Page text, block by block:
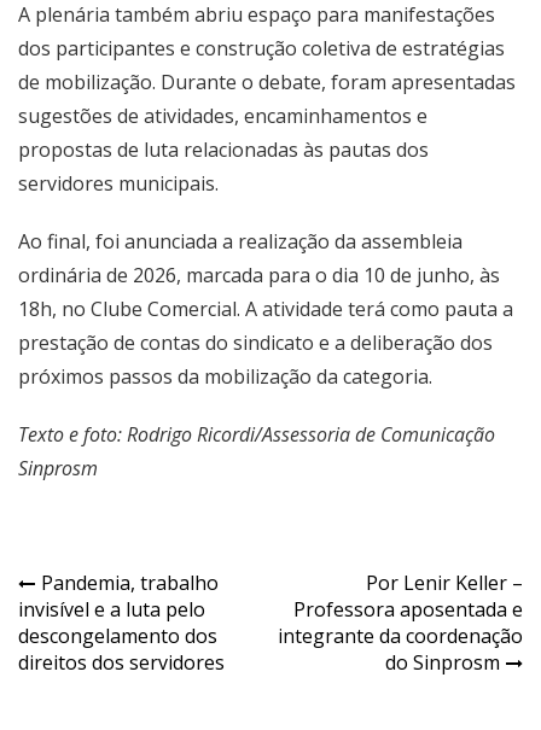
A plenária também abriu espaço para manifestações
dos participantes e construção coletiva de estratégias
de mobilização. Durante o debate, foram apresentadas
sugestões de atividades, encaminhamentos e
propostas de luta relacionadas às pautas dos
servidores municipais.
Ao final, foi anunciada a realização da assembleia
ordinária de 2026, marcada para o dia 10 de junho, às
18h, no Clube Comercial. A atividade terá como pauta a
prestação de contas do sindicato e a deliberação dos
próximos passos da mobilização da categoria.
Texto e foto: Rodrigo Ricordi/Assessoria de Comunicação
Sinprosm
Navegação
de
Post
Pandemia, trabalho
invisível e a luta pelo
descongelamento dos
direitos dos servidores
Por Lenir Keller –
Professora aposentada e
integrante da coordenação
do Sinprosm